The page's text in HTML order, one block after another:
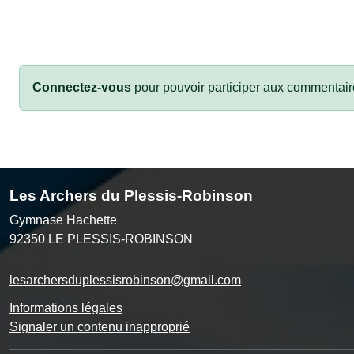
Connectez-vous pour pouvoir participer aux
Les Archers du Plessis-Robinson
Gymnase Hachette
92350 LE PLESSIS-ROBINSON
lesarchersduplessisrobinson@gmail.com
Informations légales
Signaler un contenu inapproprié